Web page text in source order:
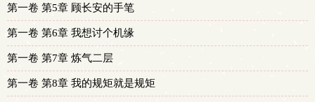
第一卷 第5章 顾长安的手笔
第一卷 第6章 我想讨个机缘
第一卷 第7章 炼气二层
第一卷 第8章 我的规矩就是规矩